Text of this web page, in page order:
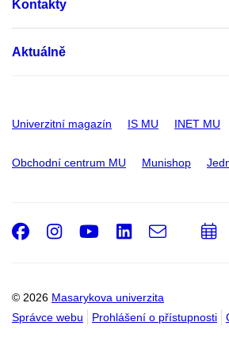
Kontakty
Aktuálně
Univerzitní magazín IS MU INET MU
Obchodní centrum MU Munishop
© 2026 Masarykova univerzita
Správce webu
Prohlášení o přístupnosti
Facebook
Instagram
Youtube
LinkedIn
e-